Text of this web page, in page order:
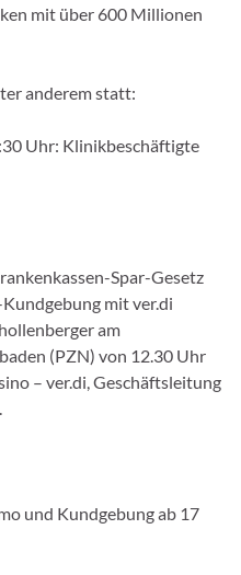
mit über 600 Millionen
anderem statt:
Uhr: Klinikbeschäftigte
Spar-Gesetz
mit ver.di
am
(PZN) von 12.30 Uhr
– ver.di, Geschäftsleitung
und Kundgebung ab 17